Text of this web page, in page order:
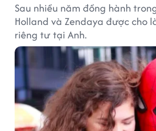
Sau nhiều năm đồng hành
Holland và Zendaya được cho
riêng tư tại Anh.